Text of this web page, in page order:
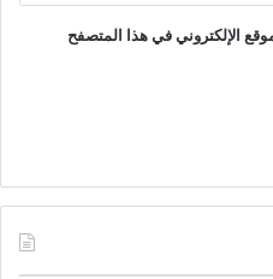
الإلكتروني في هذا المتصفح